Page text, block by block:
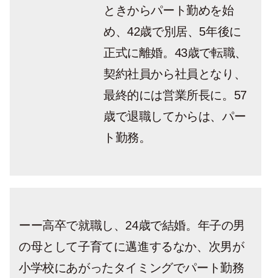
ときからパート勤めを始
め、42歳で別居、5年後に
正式に離婚。43歳で転職、
契約社員から社員となり、
最終的には営業所長に。57
歳で退職してからは、パー
ト勤務。
ーー高卒で就職し、24歳で結婚。年子の男
の母として子育てに邁進するなか、次男が
小学校にあがったタイミングでパート勤務